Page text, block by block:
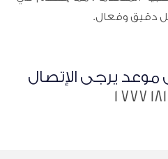
دقيق وفعال.
يرجى الإتصال
181 777 1